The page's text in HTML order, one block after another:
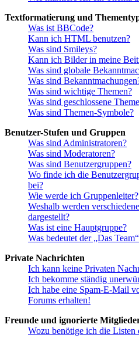
Textformatierung und
Was ist BBCode?
Kann ich HTML benutzen?
Was sind Smileys?
Kann ich Bilder in meine
Was sind globale
Was sind
Was sind wichtige Themen?
Was sind geschlossene
Was sind Themen-Symbole?
Benutzer-Stufen und Gruppen
Was sind Administratoren?
Was sind Moderatoren?
Was sind Benutzergruppen?
Wo finde ich die
bei?
Wie werde ich Gruppenleiter?
Weshalb werden
dargestellt?
Was ist eine Hauptgruppe?
Was bedeutet der „Das
Private Nachrichten
Ich kann keine Privaten
Ich bekomme ständig
Ich habe eine Spam-E-Mail
Forums erhalten!
Freunde und ignorierte
Wozu benötige ich die Listen